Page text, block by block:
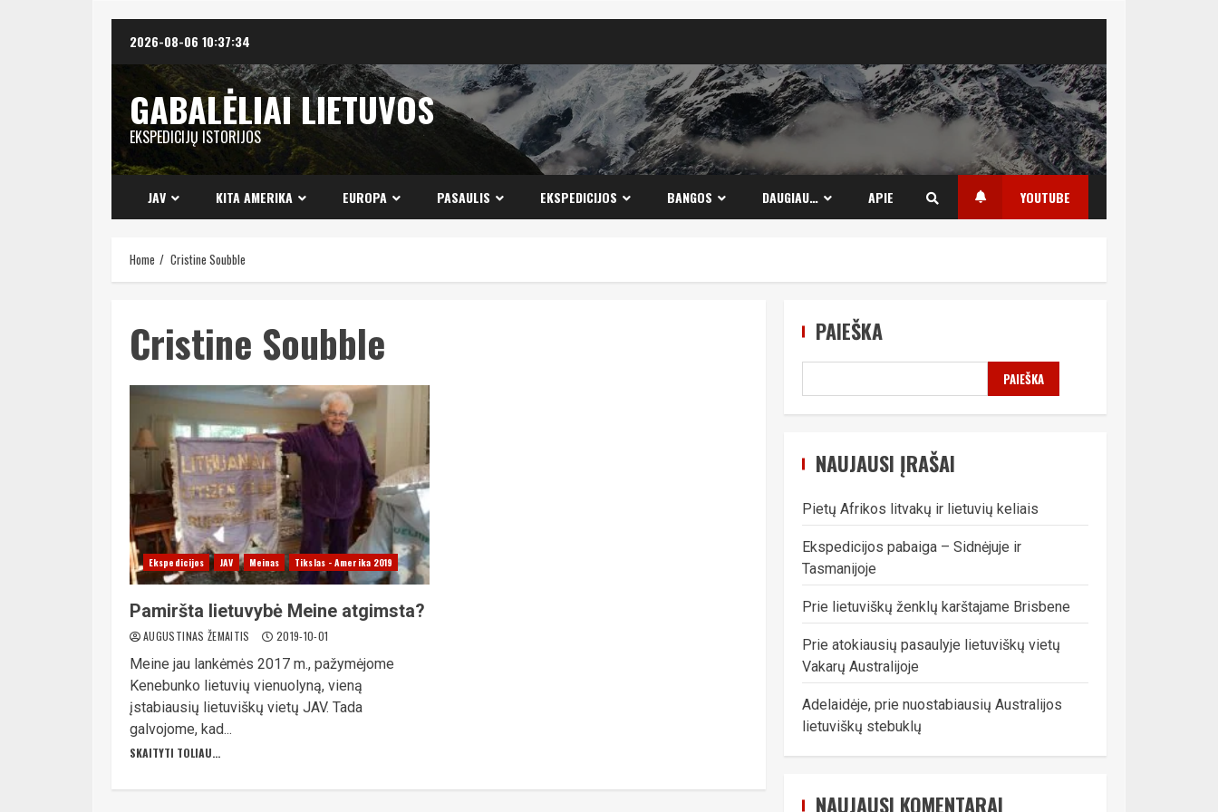
content
2026-08-06 10:37:35
GABALĖLIAI LIETUVOS
EKSPEDICIJŲ ISTORIJOS
JAV KITA AMERIKA EUROPA PASAULIS EKSPEDICIJOS BANGOS DAUGIAU… APIE YOUTUBE
Home Cristine Soubble
Cristine Soubble
Ekspedicijos JAV Meinas Tikslas - Amerika 2019
Pamiršta lietuvybė Meine atgimsta?
AUGUSTINAS ŽEMAITIS 2019-10-01
Meine jau lankėmės 2017 m., pažymėjome
Kenebunko lietuvių vienuolyną, vieną
įstabiausių lietuviškų vietų JAV. Tada
galvojome, kad...
SKAITYTI TOLIAU...
PAIEŠKA
PAIEŠKA
NAUJAUSI ĮRAŠAI
Pietų Afrikos litvakų ir lietuvių keliais
Ekspedicijos pabaiga – Sidnėjuje ir
Tasmanijoje
Prie lietuviškų ženklų karštajame Brisbene
Prie atokiausių pasaulyje lietuviškų vietų
Vakarų Australijoje
Adelaidėje, prie nuostabiausių Australijos
lietuviškų stebuklų
NAUJAUSI KOMENTARAI